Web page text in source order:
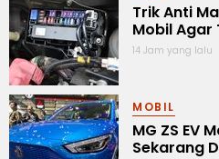
Trik Anti
Mobil Agar
14 Jam yang lalu
MOBIL
MG ZS EV
Sekarang